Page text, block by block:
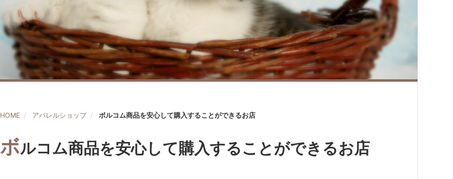
HOME アパレルショップ ボルコム商品を安心して購入することができるお店
ボルコム商品を安心して購入することができるお店